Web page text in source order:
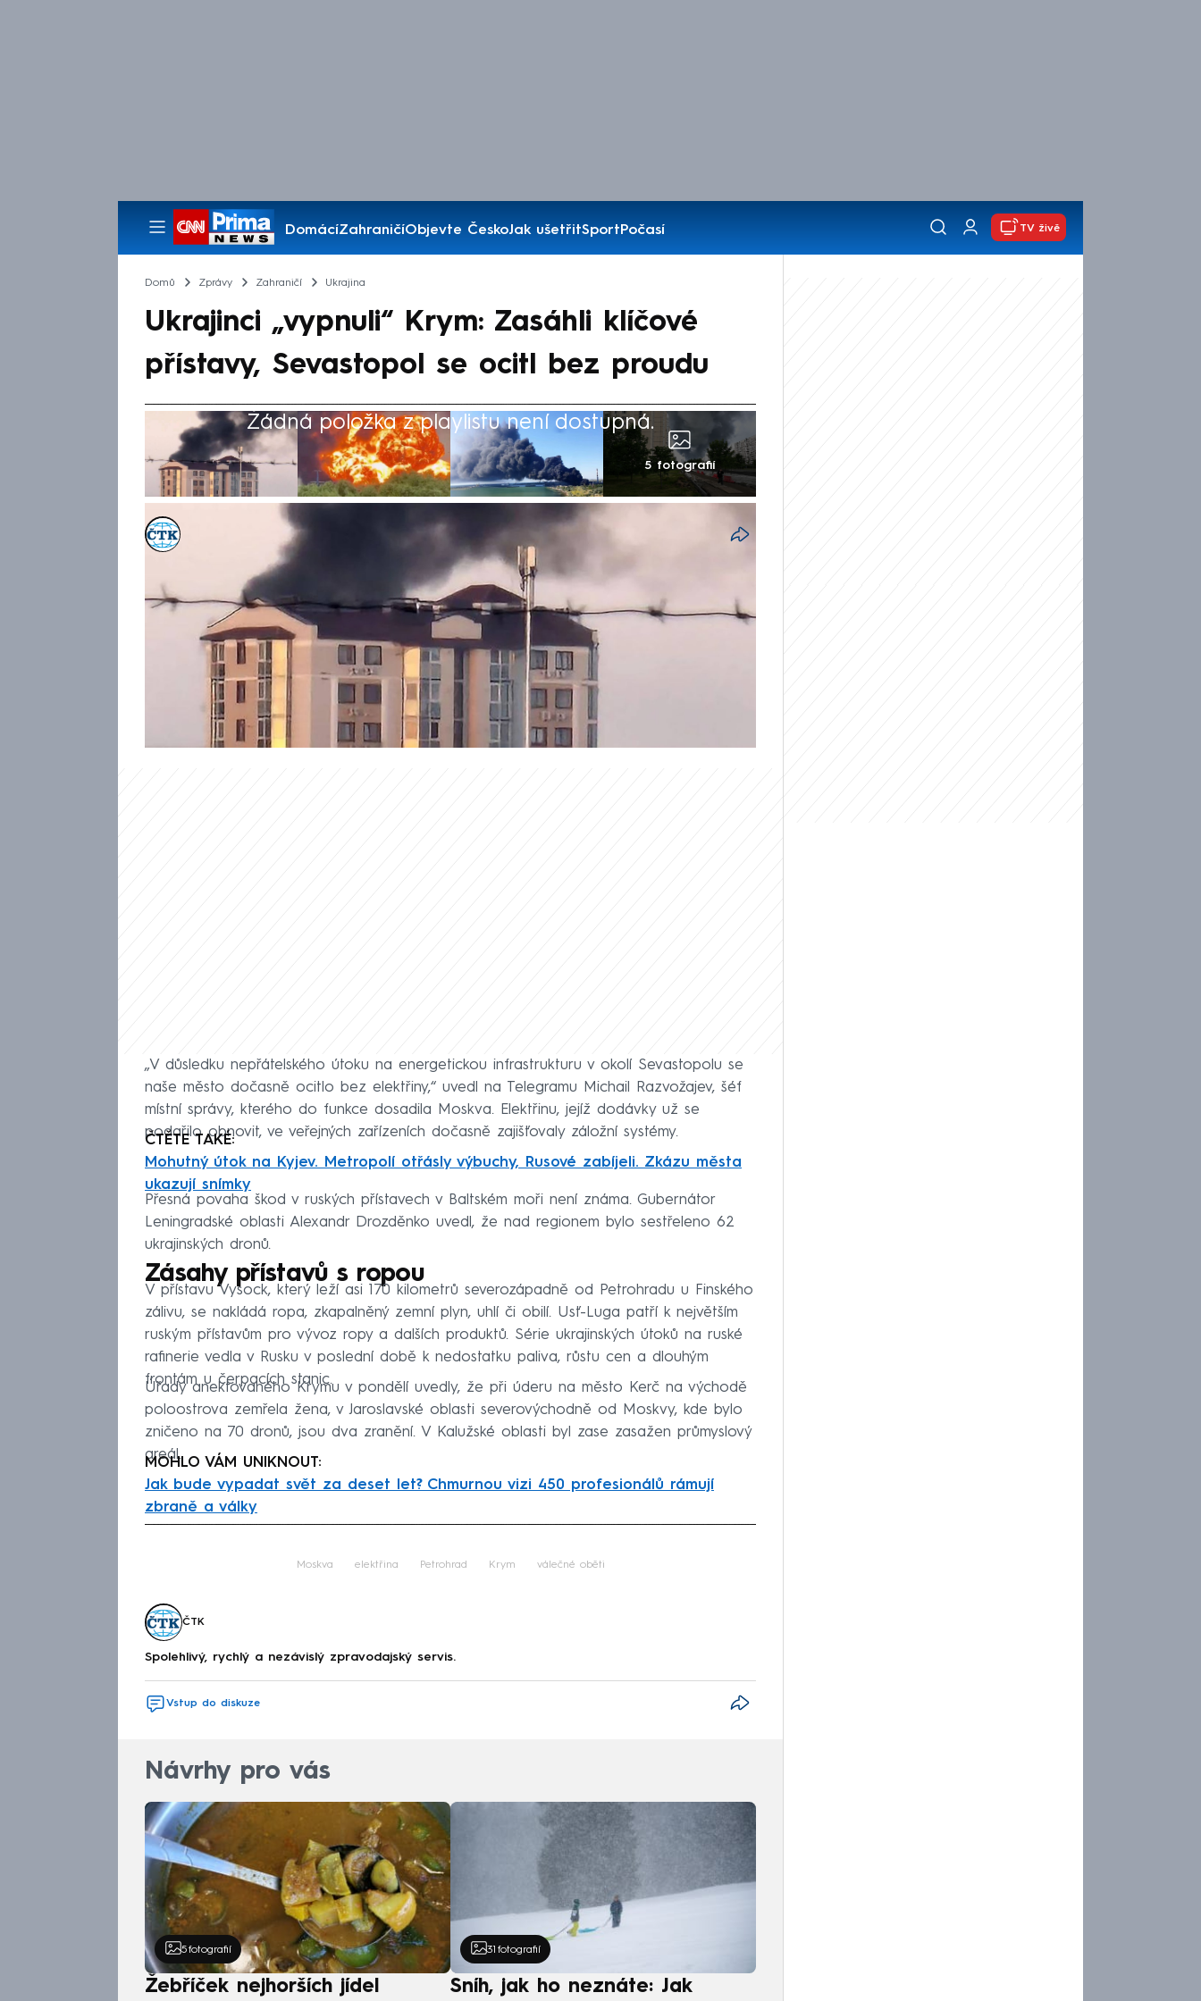
DomácíZahraničíObjevte ČeskoJak ušetřitSportPočasí
Pořady
TV živě
Domů Zprávy Zahraničí Ukrajina
Ukrajinci „vypnuli“ Krym: Zasáhli klíčové
přístavy, Sevastopol se ocitl bez proudu
Žádná položka z playlistu není dostupná.
5 fotografií
ČTK
6. čvc 2026, 09:46
Ukrajinské dronové útoky v pondělí poškodily ruské přístavy Vysock a
Usť-Luga v Baltském moři a dočasně připravily o elektřinu Sevastopol,
největší město na okupovaném ukrajinském poloostrově Krym.
Informuje o tom agentura Reuters, podle níž při dalších ukrajinských
úderech zemřel nejméně jeden člověk a několik dalších bylo zraněno.
Sevastopol se vlivem ukrajinských úderů ocitl bez proudu i ve druhé
polovině června.
„V důsledku nepřátelského útoku na energetickou infrastrukturu v okolí Sevastopolu se
naše město dočasně ocitlo bez elektřiny,“ uvedl na Telegramu Michail Razvožajev, šéf
místní správy, kterého do funkce dosadila Moskva. Elektřinu, jejíž dodávky už se
podařilo obnovit, ve veřejných zařízeních dočasně zajišťovaly záložní systémy.
ČTĚTE TAKÉ:
Mohutný útok na Kyjev. Metropolí otřásly výbuchy, Rusové zabíjeli. Zkázu města
ukazují snímky
Přesná povaha škod v ruských přístavech v Baltském moři není známa. Gubernátor
Leningradské oblasti Alexandr Drozděnko uvedl, že nad regionem bylo sestřeleno 62
ukrajinských dronů.
Zásahy přístavů s ropou
V přístavu Vysock, který leží asi 170 kilometrů severozápadně od Petrohradu u Finského
zálivu, se nakládá ropa, zkapalněný zemní plyn, uhlí či obilí. Usť-Luga patří k největším
ruským přístavům pro vývoz ropy a dalších produktů. Série ukrajinských útoků na ruské
rafinerie vedla v Rusku v poslední době k nedostatku paliva, růstu cen a dlouhým
frontám u čerpacích stanic.
Úřady anektovaného Krymu v pondělí uvedly, že při úderu na město Kerč na východě
poloostrova zemřela žena, v Jaroslavské oblasti severovýchodně od Moskvy, kde bylo
zničeno na 70 dronů, jsou dva zranění. V Kalužské oblasti byl zase zasažen průmyslový
areál.
MOHLO VÁM UNIKNOUT:
Jak bude vypadat svět za deset let? Chmurnou vizi 450 profesionálů rámují
zbraně a války
Moskva elektřina Petrohrad Krym válečné oběti
ČTK
Spolehlivý, rychlý a nezávislý zpravodajský servis.
Vstup do diskuze
Návrhy pro vás
5 fotografií
Žebříček nejhorších jídel
31 fotografií
Sníh, jak ho neznáte: Jak